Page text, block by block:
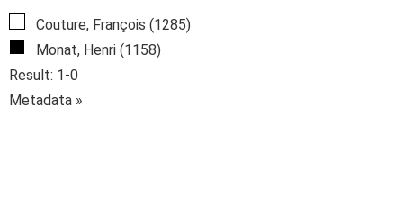
Couture, François (1285)
Monat, Henri (1158)
Result: 1-0
Metadata »